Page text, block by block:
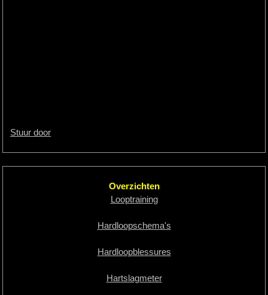
Stuur door
Overzichten
Looptraining
Hardloopschema's
Hardloopblessures
Hartslagmeter